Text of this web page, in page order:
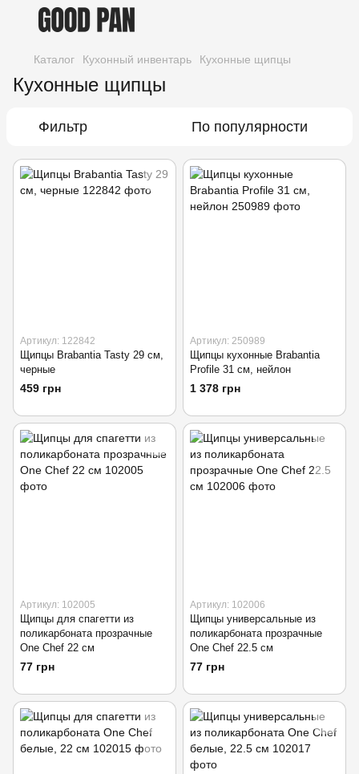
Каталог Кухонный инвентарь Кухонные щипцы
Кухонные щипцы
Фильтр По популярности
Артикул: 122842
Щипцы Brabantia Tasty 29 см,
черные
459 грн
Артикул: 250989
Щипцы кухонные Brabantia
Profile 31 см, нейлон
1 378 грн
Артикул: 102005
Щипцы для спагетти из
поликарбоната прозрачные
One Chef 22 см
77 грн
Артикул: 102006
Щипцы универсальные из
поликарбоната прозрачные
One Chef 22.5 см
77 грн